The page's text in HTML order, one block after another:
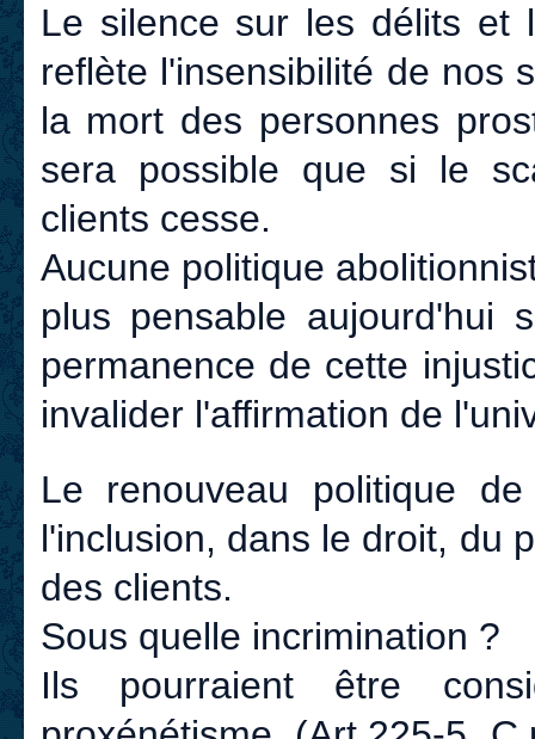
Le silence sur les délits et
reflète l'insensibilité de nos
la mort des personnes
sera possible que si le
clients cesse.
Aucune politique
plus pensable aujourd'hui
permanence de cette
invalider l'affirmation de
Le renouveau politique de
l'inclusion, dans le droit, du
des clients.
Sous quelle incrimination ?
Ils pourraient être